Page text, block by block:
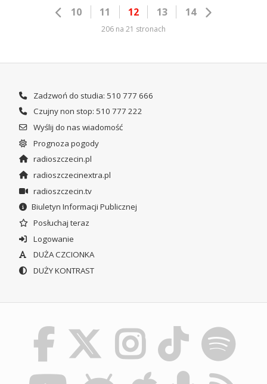
10 11 12 13 14
206 na 21 stronach
Zadzwoń do studia: 510 777 666
Czujny non stop: 510 777 222
Wyślij do nas wiadomość
Prognoza pogody
radioszczecin.pl
radioszczecinextra.pl
radioszczecin.tv
Biuletyn Informacji Publicznej
Posłuchaj teraz
Logowanie
DUŻA CZCIONKA
DUŻY KONTRAST